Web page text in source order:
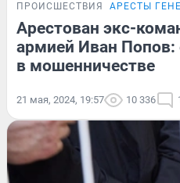
ПРОИСШЕСТВИЯ АРЕСТЫ
Арестован экс-
армией Иван Попов:
в мошенничестве
21 мая, 2024, 19:57 10 336